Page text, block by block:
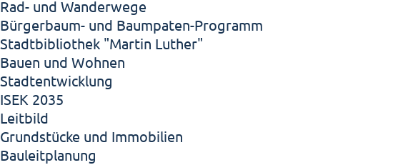
Rad- und Wanderwege
Bürgerbaum- und Baumpaten-Programm
Stadtbibliothek "Martin Luther"
Bauen und Wohnen
Stadtentwicklung
ISEK 2035
Leitbild
Grundstücke und Immobilien
Bauleitplanung